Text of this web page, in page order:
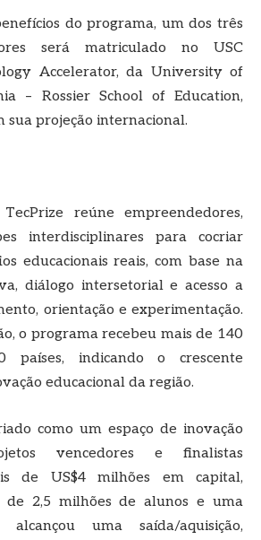
do programa, um dos três
será matriculado no USC
Accelerator, da University of
– Rossier School of Education,
sua projeção internacional.
reúne empreendedores,
interdisciplinares para cocriar
educacionais reais, com base na
diálogo intersetorial e acesso a
orientação e experimentação.
o programa recebeu mais de 140
países, indicando o crescente
educacional da região.
como um espaço de inovação
vencedores e finalistas
de US$4 milhões em capital,
de 2,5 milhões de alunos e uma
uma saída/aquisição,